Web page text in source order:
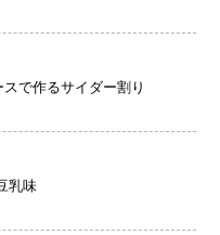
で作るサイダー割り
乳味